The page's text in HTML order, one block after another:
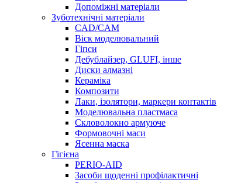
Допоміжні матеріали
Зуботехнічні матеріали
CAD/CAM
Віск моделювальний
Гіпси
Дебублайзер, GLUFI, інше
Диски алмазні
Кераміка
Композити
Лаки, ізолятори, маркери контактів
Моделювальна пластмаса
Скловолокно армуюче
Формовочні маси
Ясенна маска
Гігієна
PERIO-AID
Засоби щоденні профілактичні